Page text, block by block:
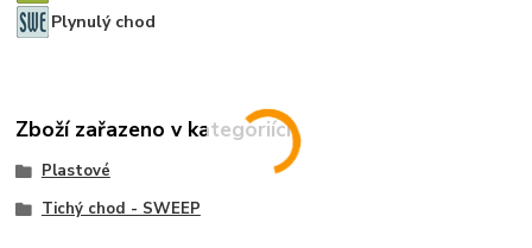
Plynulý chod
Zboží zařazeno v kategoriích
Plastové
Tichý chod - SWEEP